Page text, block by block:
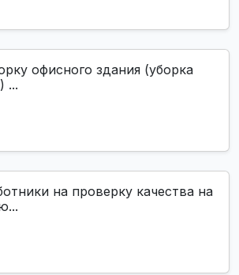
офисного здания (уборка
...
на проверку качества на